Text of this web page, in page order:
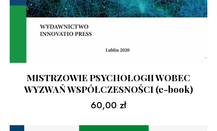
MISTRZOWIE PSYCHOLOGII WOBEC
WYZWAŃ WSPÓŁCZESNOŚCI (e-book)
60,00 zł